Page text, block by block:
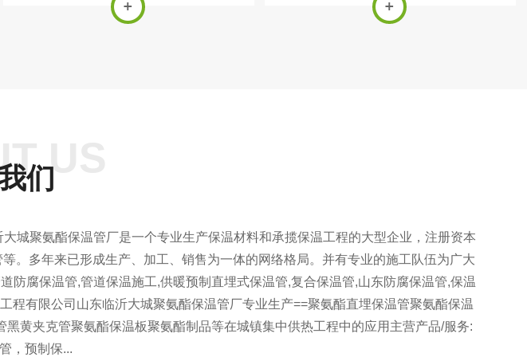
求。对于聚氨酯保温管的生产加工，需要针
对具体用途与结构进行处理。对于有内管和
求。对于聚氨酯保温管的生产加工，需要针
对具体用途与结构进行处理。对于有内管和
US
们
城聚氨酯保温管厂是一个专业生产保温材料和承揽保温工程的大型企业，注册资本
。多年来已形成生产、加工、销售为一体的网络格局。并有专业的施工队伍为广大
腐保温管,管道保温施工,供暖预制直埋式保温管,复合保温管,山东防腐保温管,保温
有限公司山东临沂大城聚氨酯保温管厂专业生产==聚氨酯直埋保温管聚氨酯保温
黄夹克管聚氨酯保温板聚氨酯制品等在城镇集中供热工程中的应用主营产品/服务:
，预制保...